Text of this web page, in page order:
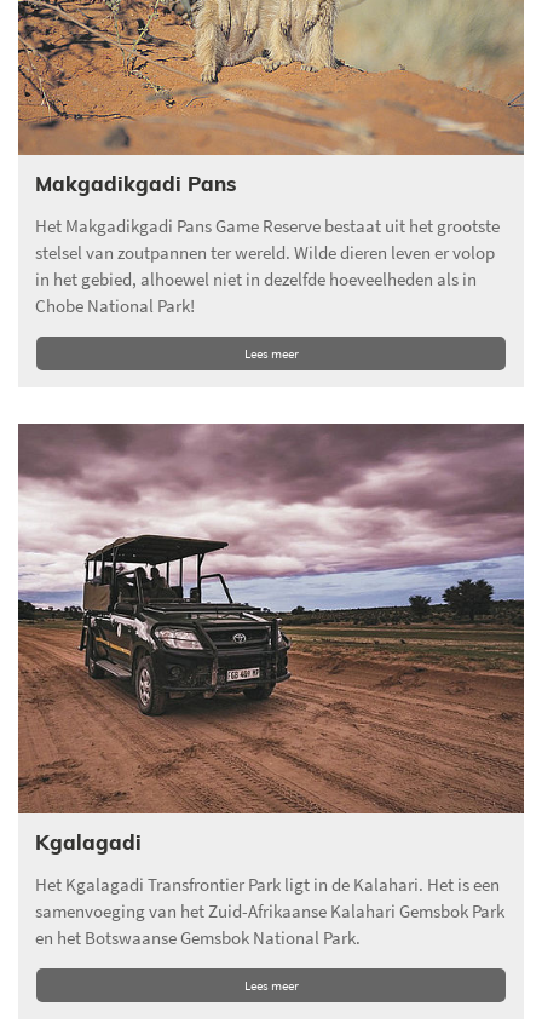
Makgadikgadi Pans
Het Makgadikgadi Pans Game Reserve bestaat uit het grootste
stelsel van zoutpannen ter wereld. Wilde dieren leven er volop
in het gebied, alhoewel niet in dezelfde hoeveelheden als in
Chobe National Park!
Lees meer
Kgalagadi
Het Kgalagadi Transfrontier Park ligt in de Kalahari. Het is een
samenvoeging van het Zuid-Afrikaanse Kalahari Gemsbok Park
en het Botswaanse Gemsbok National Park.
Lees meer